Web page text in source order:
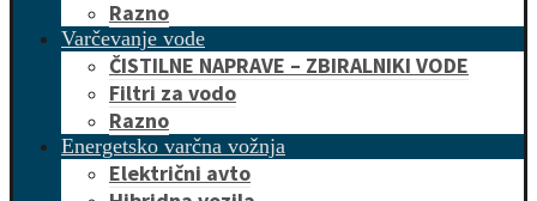
Razno
Varčevanje vode
ČISTILNE NAPRAVE – ZBIRALNIKI VODE
Filtri za vodo
Razno
Energetsko varčna vožnja
Električni avto